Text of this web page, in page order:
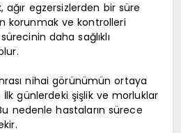
egzersizlerden bir süre
korunmak ve kontrolleri
daha sağlıklı
nihai görünümün ortaya
İlk günlerdeki şişlik ve morluklar
nedenle hastaların sürece